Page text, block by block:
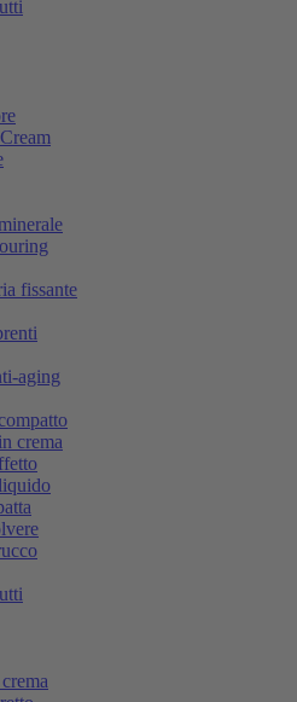
fissante
aging
crema